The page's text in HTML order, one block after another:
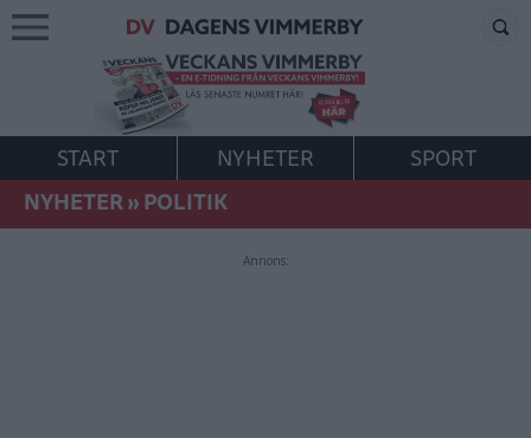
START NYHETER
SPORT
NYHETER»POLITIK
Annons: